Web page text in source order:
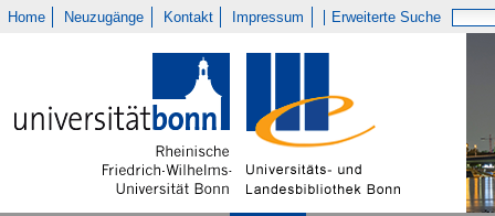
Home Neuzugänge Kontakt Impressum Erweiterte Suche